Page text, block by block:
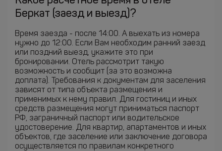
Беркат (заезд и выезд)?
Время заезда - после 14:00. А выехать из номера
нужно до 12:00. Если Вам необходим ранний заезд
или поздний выезд, укажите это при
бронировании. Отель рассмотрит такую
возможность и сообщит (за это возможна
доплата). Требования к документам для заселения
зависят от типа объекта размещения и
применимых к нему правил. Для гостиниц и иных
средств размещения могут приниматься паспорт
РФ, заграничный паспорт или водительское
удостоверение. Для квартир, апартаментов и иных
объектов, где заселение или заключение договора
осуществляется по правилам конкретного